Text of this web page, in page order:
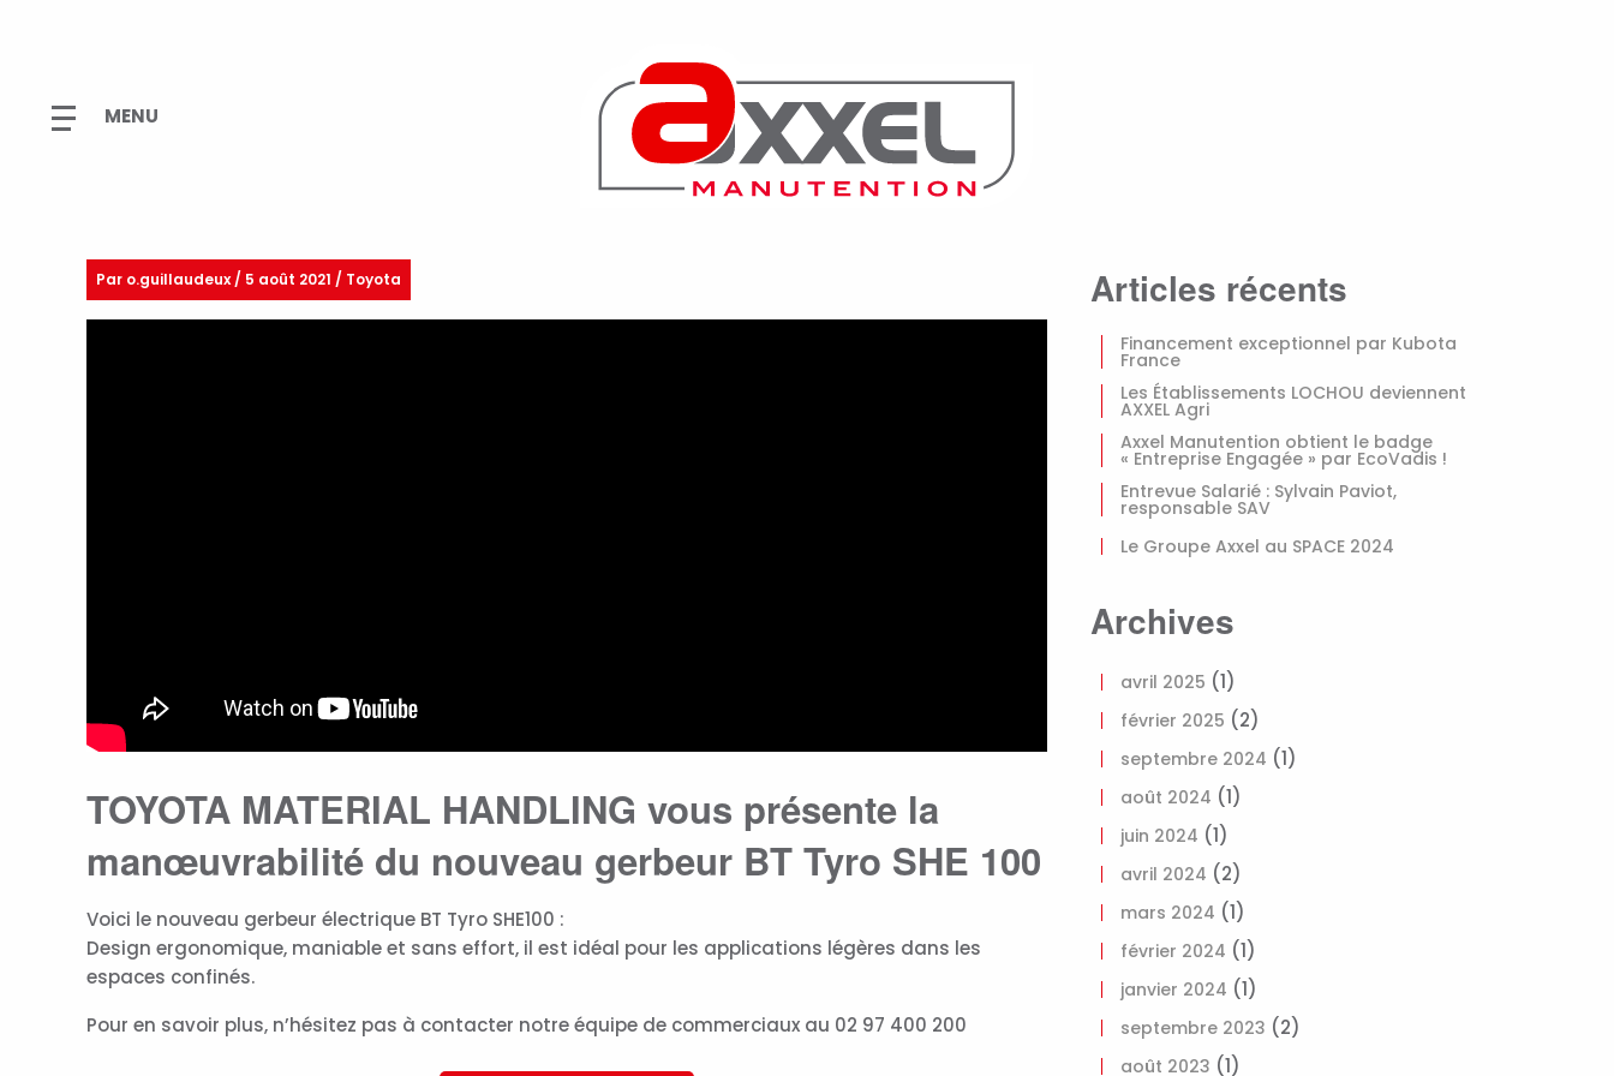
Par o.guillaudeux/ 5 août 2021 / Toyota
TOYOTA MATERIAL HANDLING vous présente la
manœuvrabilité du nouveau gerbeur BT Tyro SHE 100
Voici le nouveau gerbeur électrique BT Tyro SHE100 :
Design ergonomique, maniable et sans effort, il est idéal pour les applications légères dans les
espaces confinés.
Pour en savoir plus, n’hésitez pas à contacter notre équipe de commerciaux au 02 97 400 200
Articles récents
Financement exceptionnel par Kubota
France
Les Établissements LOCHOU deviennent
AXXEL Agri
Axxel Manutention obtient le badge
« Entreprise Engagée » par EcoVadis !
Entrevue Salarié : Sylvain Paviot,
responsable SAV
Le Groupe Axxel au SPACE 2024
Archives
avril 2025 (1)
février 2025 (2)
septembre 2024 (1)
août 2024 (1)
juin 2024 (1)
avril 2024 (2)
mars 2024 (1)
février 2024 (1)
janvier 2024 (1)
septembre 2023 (2)
août 2023 (1)